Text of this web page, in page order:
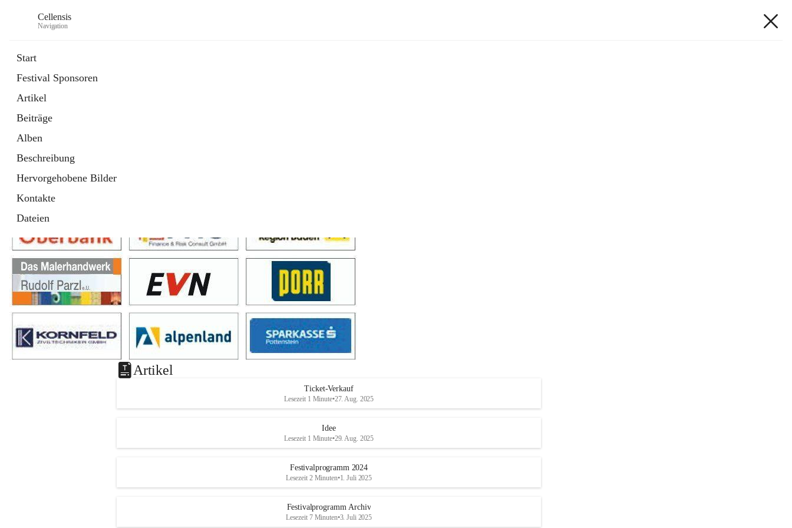
Cellensis
Navigation
Start
Festival Sponsoren
Artikel
Beiträge
Alben
Beschreibung
Hervorgehobene Bilder
Kontakte
Dateien
Festival Sponsoren
Artikel
Ticket-Verkauf
Lesezeit 1 Minute•27. Aug. 2025
Idee
Lesezeit 1 Minute•29. Aug. 2025
Festivalprogramm 2024
Lesezeit 2 Minuten•1. Juli 2025
Festivalprogramm Archiv
Lesezeit 7 Minuten•3. Juli 2025